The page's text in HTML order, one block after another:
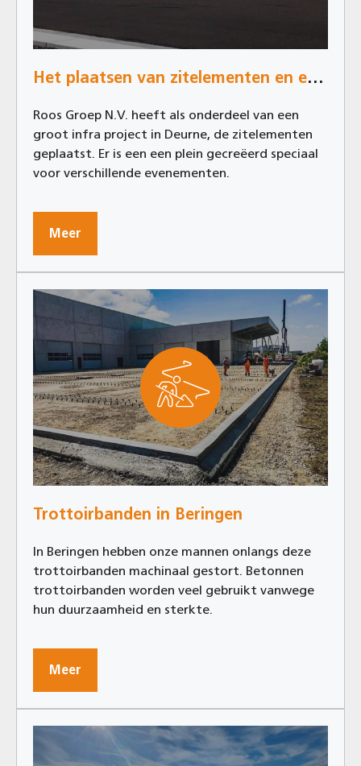
Het plaatsen van zitelementen en evenementen terrein in Deurne
Roos Groep N.V. heeft als onderdeel van een
groot infra project in Deurne, de zitelementen
geplaatst. Er is een een plein gecreëerd speciaal
voor verschillende evenementen.
Meer
Trottoirbanden in Beringen
In Beringen hebben onze mannen onlangs deze
trottoirbanden machinaal gestort. Betonnen
trottoirbanden worden veel gebruikt vanwege
hun duurzaamheid en sterkte.
Meer